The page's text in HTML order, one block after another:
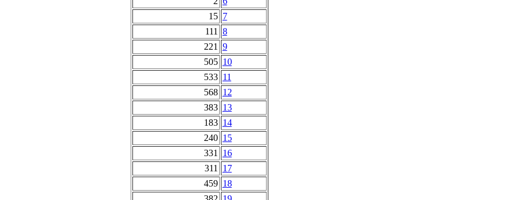
15 7
111
8
221
9
505 10
533 11
568 12
383 13
183 14
240 15
331
16
311
17
459 18